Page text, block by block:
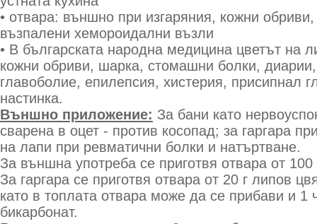
• отвара: външно при изгаряния, кожни
възпалени хемороидални възли
• В българската народна медицина цветът на
кожни обриви, шарка, стомашни болки,
главоболие, епилепсия, хистерия, присипнал
настинка.
Външно приложение: За бани като
сварена в оцет - против косопад; за гаргара
на лапи при ревматични болки и натъртване.
За външна употреба се приготвя отвара от
За гаргара се приготвя отвара от 20 г липов
като в топлата отвара може да се прибави и 1
бикарбонат.